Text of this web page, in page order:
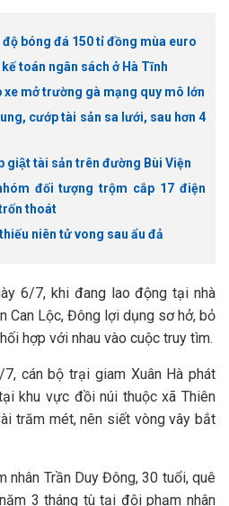
bóng đá 150 tỉ đồng mùa euro
toán ngân sách ở Hà Tĩnh
xe mở trường gà mạng quy mô lớn
cướp tài sản sa lưới, sau hơn 4
giật tài sản trên đường Bùi Viện
đối tượng trộm cắp 17 điện
thoát
niên tử vong sau ẩu đả
6/7, khi đang lao động tại nhà
Can Lộc, Đông lợi dụng sơ hở, bỏ
hợp với nhau vào cuộc truy tìm.
cán bộ trại giam Xuân Hà phát
khu vực đồi núi thuộc xã Thiên
trăm mét, nên siết vòng vây bắt
nhân Trần Duy Đông, 30 tuổi, quê
3 tháng tù tại đội phạm nhân